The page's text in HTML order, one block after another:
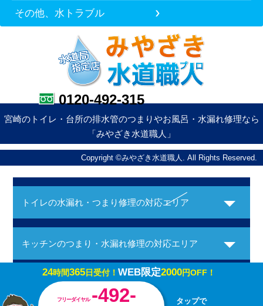
その他、水トラブル
0120-492-315
宮崎のトイレ・台所の排水管のつまりやお風呂・水漏れ修理なら
「みやざき水道職人」
Copyright ©みやざき水道職人. All Rights Reserved.
トイレの水漏れ・つまり修理の対応エリア
キッチンのつまり・水漏れ修理の対応エリア
お風呂の水漏れ・つまり修理の対応エリア
24時間365日受付！ WEB限定2000円OFF！
フリーダイヤル -492- タップで